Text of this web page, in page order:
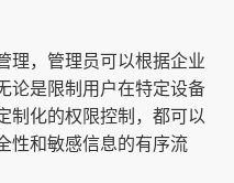
理，管理员可以根据企业
论是限制用户在特定设备
制化的权限控制，都可以
性和敏感信息的有序流